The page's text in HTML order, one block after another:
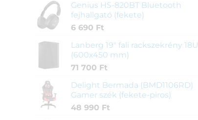
Genius HS-820BT Bluetooth
fejhallgató (fekete)
6 690 Ft
Lanberg 19" fali rackszekrény 18U
(600x450 mm)
71 700 Ft
Delight Bermada (BMD1106RD)
Gamer szék (fekete-piros)
48 990 Ft